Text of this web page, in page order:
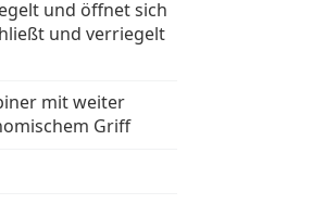
und öffnet sich
und verriegelt
mit weiter
Griff